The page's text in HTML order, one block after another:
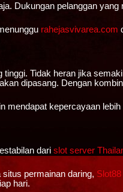
Dukungan pelanggan yang
rahejasvivarea.com
Tidak heran jika
dipasang. Dengan
mendapat kepercayaan
dari slot server
permainan daring, Slot88
hari.